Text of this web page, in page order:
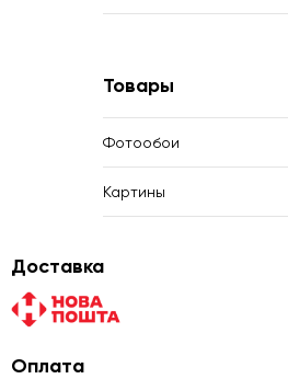
Товары
Фотообои
Картины
Доставка
Оплата